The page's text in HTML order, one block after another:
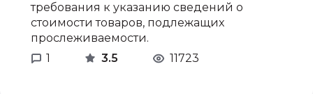
требования к указанию сведений о
стоимости товаров, подлежащих
прослеживаемости.
1
3.5 11723